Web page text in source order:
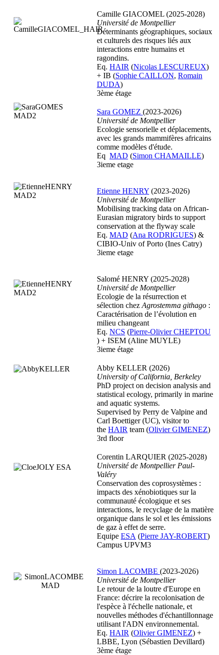
Camille GIACOMEL (2025-2028)
Université de Montpellier
Déterminants géographiques, sociaux
et culturels des risques liés aux
interactions entre humains et
ragondins.
Eq. HAIR (Nicolas LESCUREUX)
+ IB (Sophie CAILLON, Romain
DUDA)
3ème étage
Sara GOMEZ (2023-2026)
Université de Montpellier
Ecologie sensorielle et déplacements,
avec les grands mammifères africains
comme modèles d'étude.
Eq MAD (Simon CHAMAILLE)
3ieme etage
Etienne HENRY (2023-2026)
Université de Montpellier
Mobilising tracking data on African-
Eurasian migratory birds to support
conservation at the flyway scale
Eq. MAD (Ana RODRIGUES) &
CIBIO-Univ of Porto (Ines Catry)
3ieme etage
Salomé HENRY (2025-2028)
Université de Montpellier
Ecologie de la résurrection et
sélection chez Agrostemma githago :
Caractérisation de l’évolution en
milieu changeant
Eq. NCS (Pierre-Olivier CHEPTOU
) + ISEM (Aline MUYLE)
3ieme étage
Abby KELLER (2026)
University of California, Berkeley
PhD project on decision analysis and
statistical ecology, primarily in marine
and aquatic systems.
Supervised by Perry de Valpine and
Carl Boettiger (UC), visitor to
the HAIR team (Olivier GIMENEZ)
3rd floor
Corentin LARQUIER (2025-2028)
Université de Montpellier Paul-
Valéry
Conservation des coprosystèmes :
impacts des xénobiotiques sur la
communauté écologique et ses
interactions, le recyclage de la matière
organique dans le sol et les émissions
de gaz à effet de serre.
Equipe ESA (Pierre JAY-ROBERT)
Campus UPVM3
Simon LACOMBE (2023-2026)
Université de Montpellier
Le retour de la loutre d'Europe en
France: décrire la recolonisation de
l'espèce à l'échelle nationale, et
nouvelles méthodes d'échantillonnage
utilisant l'ADN environnemental.
Eq. HAIR (Olivier GIMENEZ) +
LBBE, Lyon (Sébastien Devillard)
3ème étage